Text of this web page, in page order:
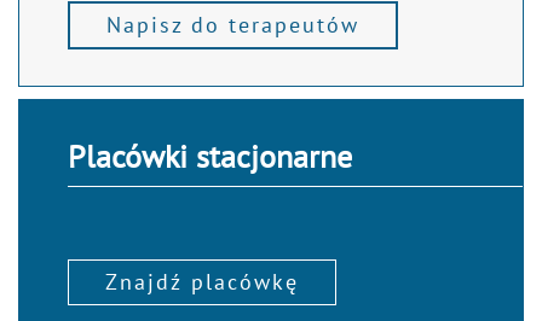
Napisz do terapeutów
Placówki stacjonarne
Znajdź placówkę